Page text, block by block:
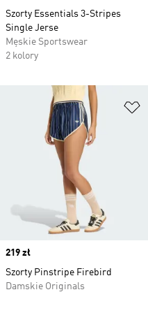
Szorty Essentials 3-Stripes
Single Jerse
Męskie Sportswear
2 kolory
Price
219 zł
Szorty Pinstripe Firebird
Damskie Originals